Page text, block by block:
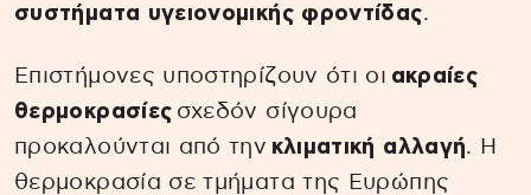
συστήματα υγειονομικής φροντίδας.
Επιστήμονες υποστηρίζουν ότι οι ακραίες
θερμοκρασίες σχεδόν σίγουρα
προκαλούνται από την κλιματική αλλαγή. Η
θερμοκρασία σε τμήματα της Ευρώπης